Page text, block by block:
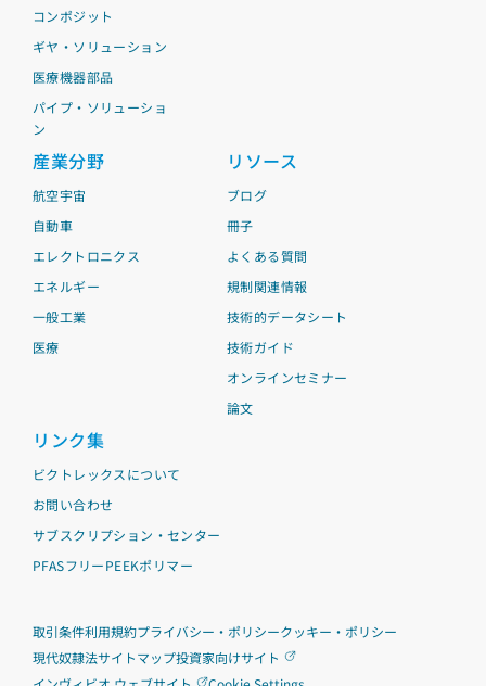
コンポジット
ギヤ・ソリューション
医療機器部品
パイプ・ソリューショ
ン
産業分野
航空宇宙
自動車
エレクトロニクス
エネルギー
一般工業
医療
リソース
ブログ
冊子
よくある質問
規制関連情報
技術的データシート
技術ガイド
オンラインセミナー
論文
リンク集
ビクトレックスについて
お問い合わせ
サブスクリプション・センター
PFASフリーPEEKポリマー
取引条件利用規約プライバシー・ポリシークッキー・ポリシー
現代奴隷法サイトマップ投資家向けサイト